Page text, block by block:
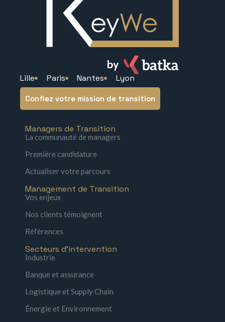
Lille Paris Nantes Lyon
Confiez votre mission de transition
Managers de Transition
La communauté de managers
Première candidature
Actualiser votre parcours
Management de Transition
Vos enjeux
Nos clients témoignent
Références
Secteurs d'intervention
Industrie
Banque et assurance
Logistique et Supply Chain
Énergie et Environnement